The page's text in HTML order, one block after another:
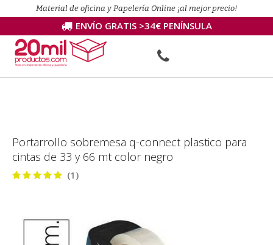
Material de oficina y Papelería Online ¡al mejor precio!
ENVÍO GRATIS >34€ PENÍNSULA
Portarrollo sobremesa q-connect plastico para
cintas de 33 y 66 mt color negro
(1)